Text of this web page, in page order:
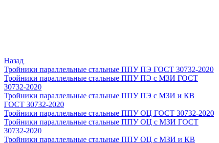
Назад
Тройники параллельные стальные ППУ ПЭ ГОСТ 30732-2020
Тройники параллельные стальные ППУ ПЭ с МЗИ ГОСТ
30732-2020
Тройники параллельные стальные ППУ ПЭ с МЗИ и КВ
ГОСТ 30732-2020
Тройники параллельные стальные ППУ ОЦ ГОСТ 30732-2020
Тройники параллельные стальные ППУ ОЦ с МЗИ ГОСТ
30732-2020
Тройники параллельные стальные ППУ ОЦ с МЗИ и КВ